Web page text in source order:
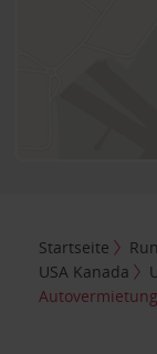
Startseite
USA Kanada